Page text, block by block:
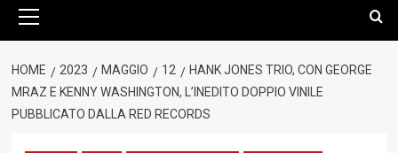
principale
HOME 2023 MAGGIO 12
HANK JONES TRIO, CON GEORGE
MRAZ E KENNY WASHINGTON, L’INEDITO DOPPIO VINILE
PUBBLICATO DALLA RED RECORDS